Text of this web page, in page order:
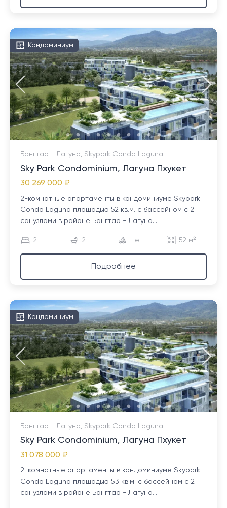
Кондоминиум
Бангтао - Лагуна, Skypark Condo Laguna
Sky Park Condominium, Лагуна Пхукет
30 269 000 ₽
2-комнатные апартаменты в кондоминиуме Skypark
Condo Laguna площадью 52 кв.м. с бассейном с 2
санузлами в районе Бангтао - Лагуна...
2 2 Нет 52 м²
Подробнее
Кондоминиум
Бангтао - Лагуна, Skypark Condo Laguna
Sky Park Condominium, Лагуна Пхукет
31 078 000 ₽
2-комнатные апартаменты в кондоминиуме Skypark
Condo Laguna площадью 53 кв.м. с бассейном с 2
санузлами в районе Бангтао - Лагуна...